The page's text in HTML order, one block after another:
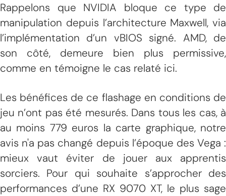
Rappelons que NVIDIA bloque ce type de
manipulation depuis l’architecture Maxwell, via
l’implémentation d’un vBIOS signé. AMD, de
son côté, demeure bien plus permissive,
comme en témoigne le cas relaté ici.
Les bénéfices de ce flashage en conditions de
jeu n’ont pas été mesurés. Dans tous les cas, à
au moins 779 euros la carte graphique, notre
avis n'a pas changé depuis l’époque des Vega :
mieux vaut éviter de jouer aux apprentis
sorciers. Pour qui souhaite s’approcher des
performances d’une RX 9070 XT, le plus sage